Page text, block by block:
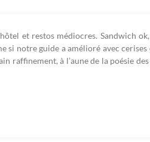
et restos médiocres. Sandwich
si notre guide a amélioré avec cerises
raffinement, à l’aune de la poésie des